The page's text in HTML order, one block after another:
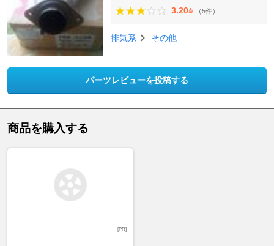
3.20点 （5件）
排気系 その他
パーツレビューを投稿する
商品を購入する
[PR]